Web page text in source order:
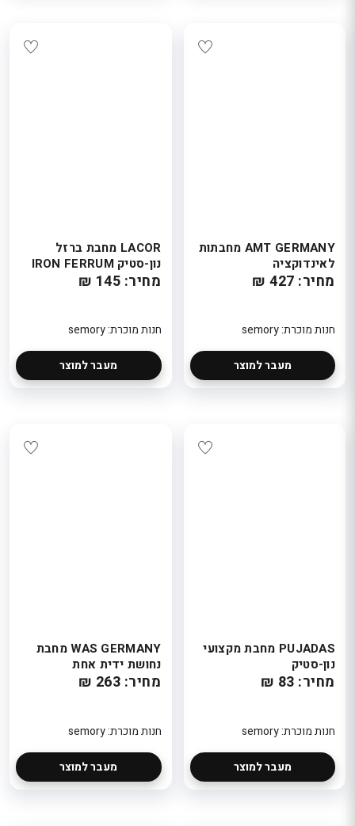
AMT GERMANY מחבתות
לאינדוקציה
מחיר: 427 ₪
חנות מוכרת: semory
מעבר למוצר
LACOR מחבת ברזל
נון-סטיק IRON FERRUM
מחיר: 145 ₪
חנות מוכרת: semory
מעבר למוצר
PUJADAS מחבת מקצועי
נון-סטיק
מחיר: 83 ₪
חנות מוכרת: semory
מעבר למוצר
WAS GERMANY מחבת
נחושת ידית אחת
מחיר: 263 ₪
חנות מוכרת: semory
מעבר למוצר